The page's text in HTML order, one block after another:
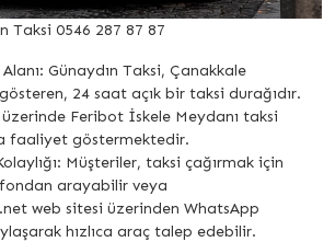
Taksi 0546 287 87 87
Günaydın Taksi, Çanakkale
24 saat açık bir taksi durağıdır.
Feribot İskele Meydanı taksi
faaliyet göstermektedir.
Müşteriler, taksi çağırmak için
arayabilir veya
web sitesi üzerinden WhatsApp
hızlıca araç talep edebilir.